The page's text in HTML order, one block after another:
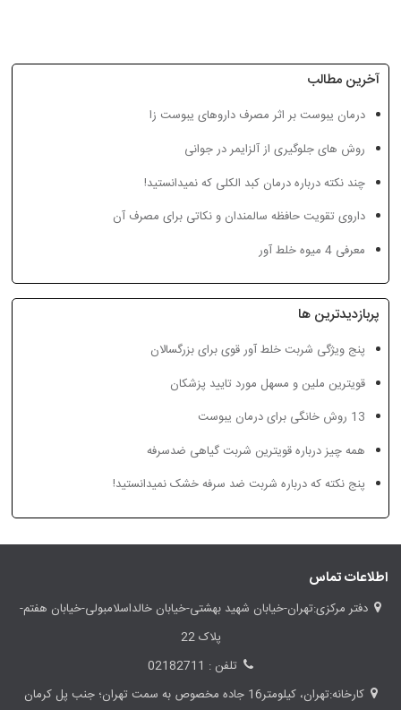
جنسینگ برای
سلامت
در تقویت حافظه و
پیشگیری از
ریحان آشنا شوید
آخرین مطالب
درمان یبوست بر اثر مصرف داروهای یبوست زا
روش های جلوگیری از آلزایمر در جوانی
چند نکته درباره درمان کبد الکلی که نمیدانستید!
داروی تقویت حافظه سالمندان و نکاتی برای مصرف آن
معرفی 4 میوه خلط آور
پربازدیدترین ها
پنج ویژگی شربت خلط آور قوی برای بزرگسالان
قویترین ملین و مسهل مورد تایید پزشکان
13 روش خانگی برای درمان یبوست
همه چیز درباره قویترین شربت گیاهی ضدسرفه
پنج نکته که درباره شربت ضد سرفه خشک نمیدانستید!
اطلاعات تماس
دفتر مرکزی:تهران-خیابان شهید بهشتی-خیابان خالداسلامبولی-خیابان هفتم-
پلاک 22
تلفن : 02182711
کارخانه:تهران، کیلومتر16 جاده مخصوص به سمت تهران؛ جنب پل کرمان